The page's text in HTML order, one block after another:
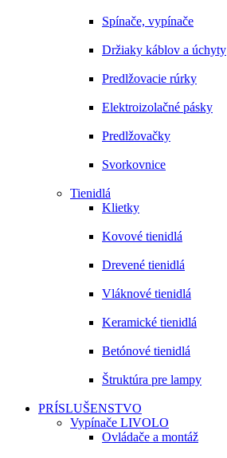
Spínače, vypínače
Držiaky káblov a úchyty
Predlžovacie rúrky
Elektroizolačné pásky
Predlžovačky
Svorkovnice
Tienidlá
Klietky
Kovové tienidlá
Drevené tienidlá
Vláknové tienidlá
Keramické tienidlá
Betónové tienidlá
Štruktúra pre lampy
PRÍSLUŠENSTVO
Vypínače LIVOLO
Ovládače a montáž